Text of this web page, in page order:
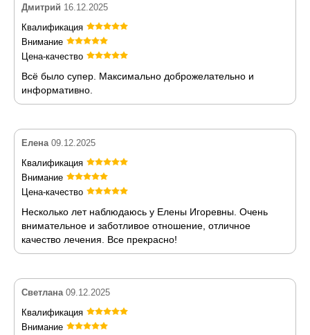
Дмитрий 16.12.2025
Квалификация
Внимание
Цена-качество
Всё было супер. Максимально доброжелательно и
информативно.
Елена 09.12.2025
Квалификация
Внимание
Цена-качество
Несколько лет наблюдаюсь у Елены Игоревны. Очень
внимательное и заботливое отношение, отличное
качество лечения. Все прекрасно!
Светлана 09.12.2025
Квалификация
Внимание